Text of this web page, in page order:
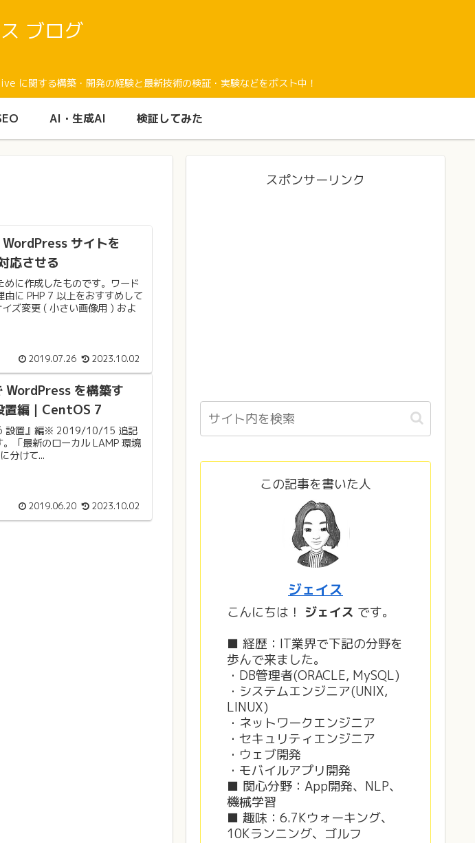
ブログ
関する構築・開発の経験と最新技術の検証・実験などをポスト中！
AI・生成AI 検証してみた
サイトを
応させる
に作成したものです。ワード
に PHP 7 以上をおすすめして
ズ変更 ( 小さい画像用 ) およ
2019.07.26 2023.10.02
WordPress を構築す
編｜CentOS 7
設置』編※ 2019/10/15 追記
「最新のローカル LAMP 環境
分けて...
2019.06.20 2023.10.02
スポンサーリンク
この記事を書いた人
ジェイス
こんにちは！ ジェイス です。
■ 経歴：IT業界で下記の分野を
歩んで来ました。
・DB管理者(ORACLE, MySQL)
・システムエンジニア(UNIX,
LINUX)
・ネットワークエンジニア
・セキュリティエンジニア
・ウェブ開発
・モバイルアプリ開発
■ 関心分野：App開発、NLP、
機械学習
■ 趣味：6.7Kウォーキング、
10Kランニング、ゴルフ